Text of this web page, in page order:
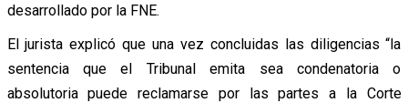
desarrollado por la FNE.
El jurista explicó que una vez concluidas las diligencias “la
sentencia que el Tribunal emita sea condenatoria o
absolutoria puede reclamarse por las partes a la Corte